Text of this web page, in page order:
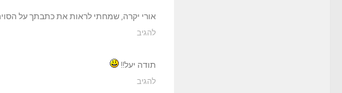
אורי יקרה, שמחתי לראות את כתבתך על
להגיב
תודה יעל!!
להגיב